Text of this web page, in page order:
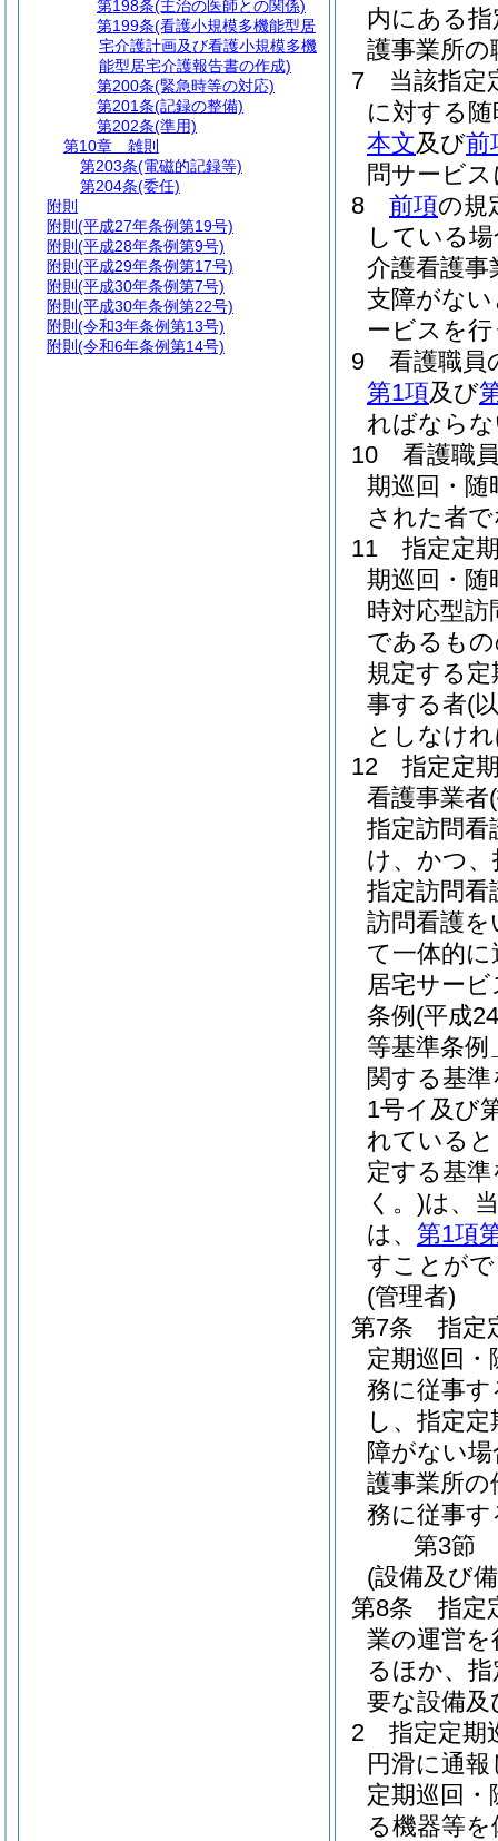
内にある
護事業所
7
当該指定
に対する
本文及び前
問サービ
8
前項の規
している
介護看護
支障がな
ービスを
9
看護職員
第1項及び
ればなら
10
看護職
期巡回・随
された者
11
指定定
期巡回・随
時対応型
であるも
規定する
事する者(
としなけ
12
指定定
看護事業者
指定訪問看
け、かつ
指定訪問看
訪問看護
て一体的
居宅サー
条例 (平成
等基準条
関する基
1号イ及び
れている
定する基
く。)は、
は、 第1項
すことが
(管理者)
第7条
指定
定期巡回
務に従事
し、指定
障がない
護事業所
務に従事
第3節
(設備及び
第8条
指定
業の運営
るほか、
要な設備
2
指定定期
円滑に通
定期巡回
る機器等
第198条(主治の医師との関係)
第199条(看護小規模多機能型居
宅介護計画及び看護小規模多機
能型居宅介護報告書の作成)
第200条(緊急時等の対応)
第201条(記録の整備)
第202条(準用)
第10章
雑則
第203条(電磁的記録等)
第204条(委任)
附則
附則 (平成27年条例第19号)
附則 (平成28年条例第9号)
附則 (平成29年条例第17号)
附則 (平成30年条例第7号)
附則 (平成30年条例第22号)
附則 (令和3年条例第13号)
附則 (令和6年条例第14号)